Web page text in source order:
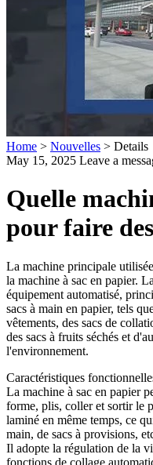
Home > Nouvelles > Details
May 15, 2025 Leave a
Quelle
pour faire
La machine principale
la machine à sac en papier.
équipement automatisé,
sacs à main en papier, tels
vêtements, des sacs de
des sacs à fruits séchés et
l'environnement.
Caractéristiques
La machine à sac en papier
forme, plis, coller et sortir le
laminé en même temps, ce
main, de sacs à provisions,
Il adopte la régulation de la
fonctions de collage